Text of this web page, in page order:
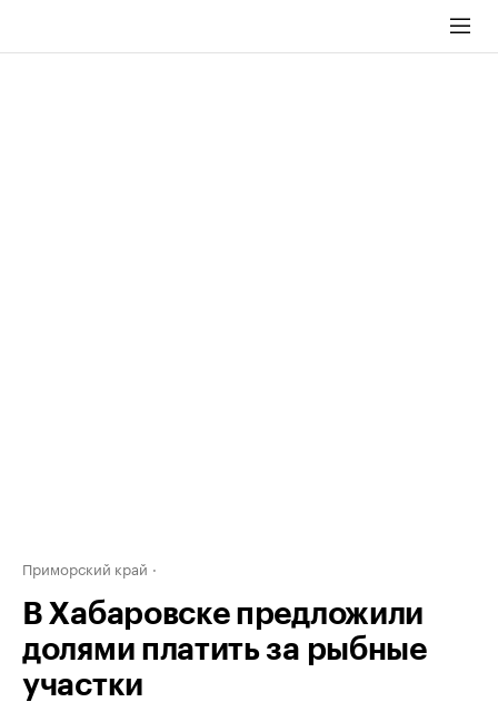
Приморский край
В Хабаровске предложили
долями платить за рыбные
участки